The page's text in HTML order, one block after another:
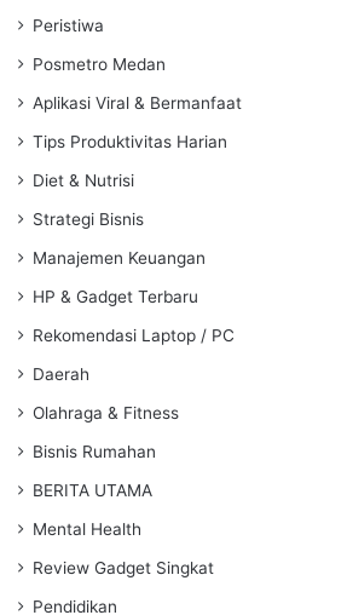
Peristiwa
Posmetro Medan
Aplikasi Viral & Bermanfaat
Tips Produktivitas Harian
Diet & Nutrisi
Strategi Bisnis
Manajemen Keuangan
HP & Gadget Terbaru
Rekomendasi Laptop / PC
Daerah
Olahraga & Fitness
Bisnis Rumahan
BERITA UTAMA
Mental Health
Review Gadget Singkat
Pendidikan